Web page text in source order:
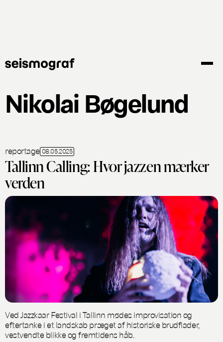
Nikolai Bøgelund
reportage 08.05.2025
Tallinn Calling: Hvor jazzen mærker
verden
Ved Jazzkaar Festival i Tallinn mødes improvisation og
eftertanke i et landskab præget af historiske brudflader,
vestvendte blikke og fremtidens håb.